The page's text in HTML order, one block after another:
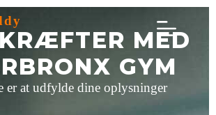
MED
GYM
er at udfylde dine oplysninger